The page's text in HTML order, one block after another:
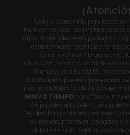
Todo el contenido publicado en
incluyendo pero no limitado a
otros materiales, está protegido por
estrictamente prohibida la
transmisión, exhibición, o
utilización, total o parcial, de estos
formato, ya sea digital,
autorización previa y por escrito de
uso no autorizado de cualquier
NUEVO TIEMPO constituye una
de propiedad intelectual y
legales. Para obtener permisos o
contenido, por favor, póngase
departamento legal a través de